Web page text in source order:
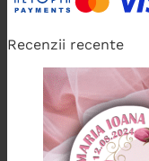
Recenzii recente